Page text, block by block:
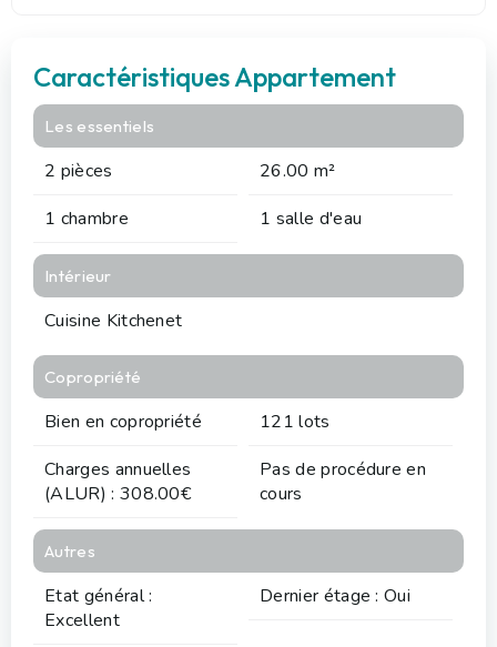
Caractéristiques Appartement
Les essentiels
2 pièces
26.00 m²
1 chambre
1 salle d'eau
Intérieur
Cuisine Kitchenet
Copropriété
Bien en copropriété
121 lots
Charges annuelles
(ALUR) : 308.00€
Pas de procédure en
cours
Autres
Etat général :
Excellent
Dernier étage : Oui